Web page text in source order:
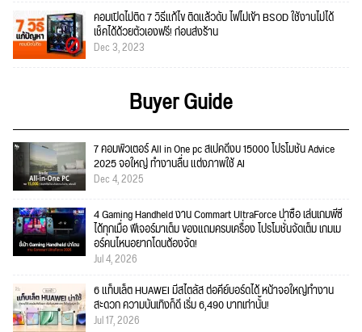
คอมเปิดไม่ติด 7 วิธีแก้ไข ติดแล้วดับ ไฟไม่เข้า BSOD ใช้งานไม่ได้
เช็คได้ด้วยตัวเองฟรี! ก่อนส่งร้าน
Dec 3, 2023
Buyer Guide
7 คอมพิวเตอร์ All in One pc สเปคดีงบ 15000 โปรโมชั่น Advice
2025 จอใหญ่ ทำงานลื่น แต่งภาพใช้ AI
Dec 4, 2025
4 Gaming Handheld งาน Commart UltraForce น่าซื้อ เล่นเกมพีซี
ได้ทุกเมื่อ ฟีเจอร์มาเต็ม ของแถมครบเครื่อง โปรโมชั่นจัดเต็ม เกมเม
อร์คนไหนอยากโดนต้องจัด!
Jul 4, 2026
6 แท็บเล็ต HUAWEI มีสไตลัส ต่อคีย์บอร์ดได้ หน้าจอใหญ่ทำงาน
สะดวก ความบันเทิงก็ดี เริ่ม 6,490 บาทเท่านั้น!
Jul 17, 2026